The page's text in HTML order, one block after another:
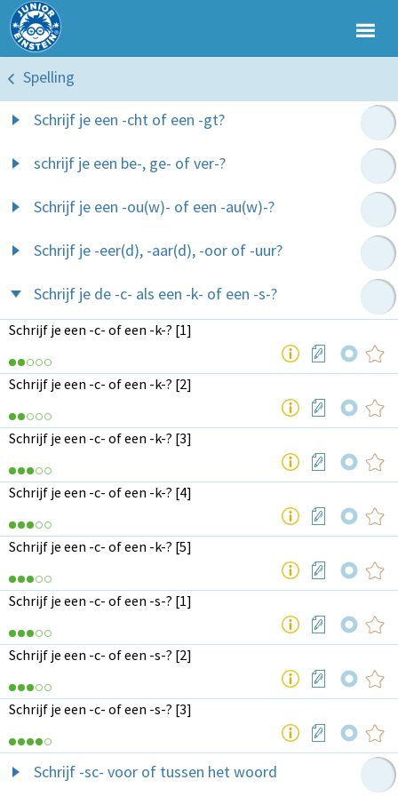
Spelling
Schrijf je een -cht of een -gt?
schrijf je een be-, ge- of ver-?
Schrijf je een -ou(w)- of een -au(w)-?
Schrijf je -eer(d), -aar(d), -oor of -uur?
Schrijf je de -c- als een -k- of een -s-?
Schrijf je een -c- of een -k-? [1]
Schrijf je een -c- of een -k-? [2]
Schrijf je een -c- of een -k-? [3]
Schrijf je een -c- of een -k-? [4]
Schrijf je een -c- of een -k-? [5]
Schrijf je een -c- of een -s-? [1]
Schrijf je een -c- of een -s-? [2]
Schrijf je een -c- of een -s-? [3]
Schrijf -sc- voor of tussen het woord